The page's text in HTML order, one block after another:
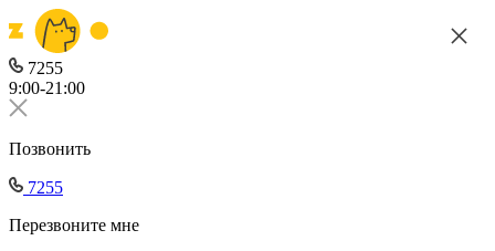
7255
9:00-21:00
Позвонить
7255
Перезвоните мне